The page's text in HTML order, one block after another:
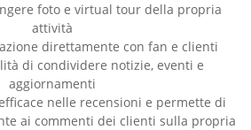
foto e virtual tour della propria
attività
direttamente con fan e clienti
di condividere notizie, eventi e
aggiornamenti
nelle recensioni e permette di
ai commenti dei clienti sulla propria